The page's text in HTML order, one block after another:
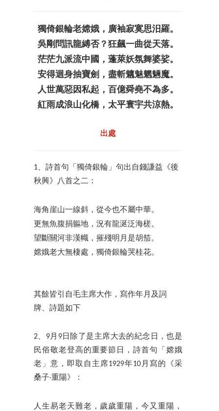
獨倚銀輪老嫦娥，廣袖寂寞思汨羅。
吳剛問訊龍縛否？狂飆一曲從天落。
茫茫九派流中國，蓬萊妖氛舞婆娑。
安得迴身抽寶劍，盡斬魑魅魍魎魔。
人世萬惡因私起，百億舜堯不為多。
紅雨成浪山化橋，太平寰宇共涼熱。
出處
1、詩首句「獨倚銀輪」句出自錢謙益《後
秋興》八首之二：
海角崖山一線斜，從今也不屬中華。
更無魚腹捐軀地，況有龍涎泛海槎。
望斷關河非漢幟，摧殘明月是胡笳。
嫦娥老大無棲處，獨倚銀輪哭桂花。
其餘皆引自毛主席大作，寫作年月及詞
牌、詩題如下
2、9月9日除了是主席大去的紀念日，也是
民俗敬老登高的重要節日，詩首句「嫦娥
老」意，即取自主席1929年10月寫的《采
桑子‧重陽》：
人生易老天難老，歲歲重陽，今又重陽，